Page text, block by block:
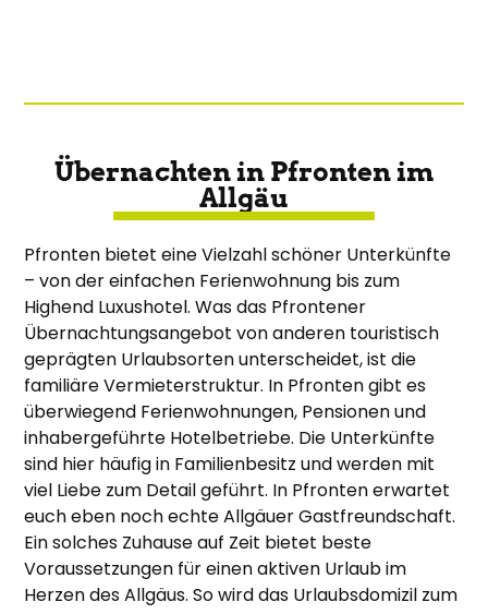
Übernachten in Pfronten im
Allgäu
Pfronten bietet eine Vielzahl schöner Unterkünfte
– von der einfachen Ferienwohnung bis zum
Highend Luxushotel. Was das Pfrontener
Übernachtungsangebot von anderen touristisch
geprägten Urlaubsorten unterscheidet, ist die
familiäre Vermieterstruktur. In Pfronten gibt es
überwiegend Ferienwohnungen, Pensionen und
inhabergeführte Hotelbetriebe. Die Unterkünfte
sind hier häufig in Familienbesitz und werden mit
viel Liebe zum Detail geführt. In Pfronten erwartet
euch eben noch echte Allgäuer Gastfreundschaft.
Ein solches Zuhause auf Zeit bietet beste
Voraussetzungen für einen aktiven Urlaub im
Herzen des Allgäus. So wird das Urlaubsdomizil zum